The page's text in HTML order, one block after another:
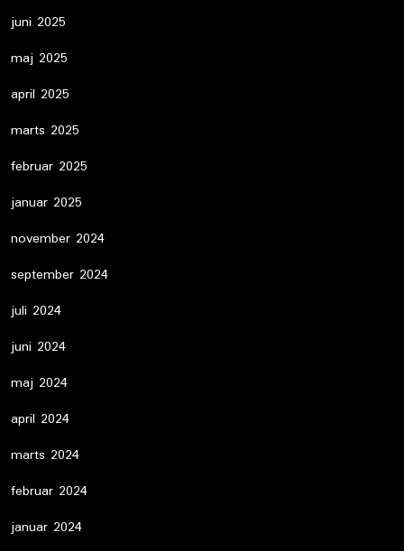
juni 2025
maj 2025
april 2025
marts 2025
februar 2025
januar 2025
november 2024
september 2024
juli 2024
juni 2024
maj 2024
april 2024
marts 2024
februar 2024
januar 2024